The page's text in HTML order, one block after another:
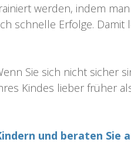
werden, indem
schnelle Erfolge. Damit
Sie sich nicht sicher
Kindes lieber früher
und beraten Sie